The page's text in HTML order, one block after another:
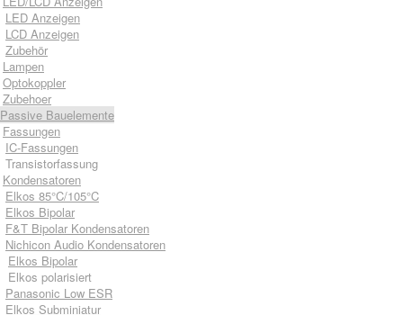
LED Anzeigen
LCD Anzeigen
Zubehör
Lampen
Optokoppler
Zubehoer
Passive Bauelemente
Fassungen
IC-Fassungen
Transistorfassung
Kondensatoren
Elkos 85°C/105°C
Elkos Bipolar
F&T Bipolar Kondensatoren
Nichicon Audio Kondensatoren
Elkos Bipolar
Elkos polarisiert
Panasonic Low ESR
Elkos Subminiatur